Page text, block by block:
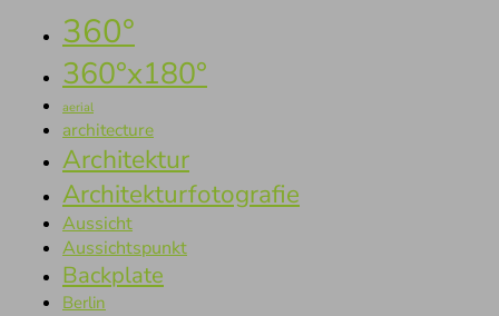
360°
360°x180°
aerial
architecture
Architektur
Architekturfotografie
Aussicht
Aussichtspunkt
Backplate
Berlin